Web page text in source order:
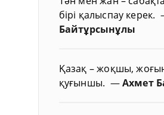
бірі қалыспау керек.
Байтұрсынұлы
Қазақ – жоқшы,
қуғыншы. —Ахмет